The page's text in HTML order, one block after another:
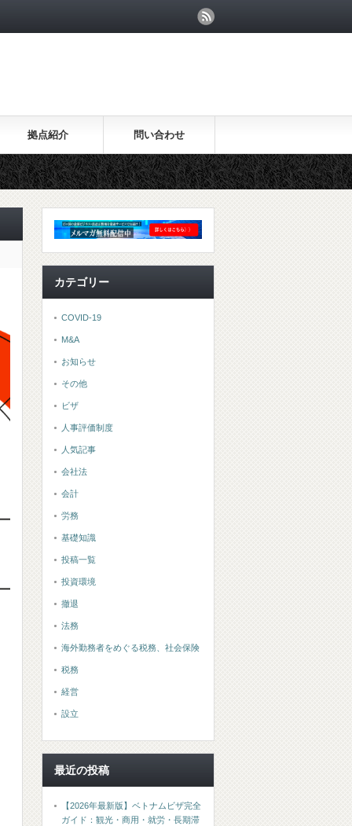
拠点紹介 問い合わせ
カテゴリー
COVID-19
M&A
お知らせ
その他
ビザ
人事評価制度
人気記事
会社法
会計
労務
基礎知識
投稿一覧
投資環境
撤退
法務
海外勤務者をめぐる税務、社会保険
税務
経営
設立
最近の投稿
【2026年最新版】ベトナムビザ完全
ガイド：観光・商用・就労・長期滞